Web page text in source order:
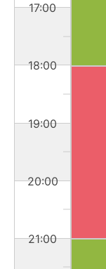
17:00
18:00
19:00
20:00
21:00